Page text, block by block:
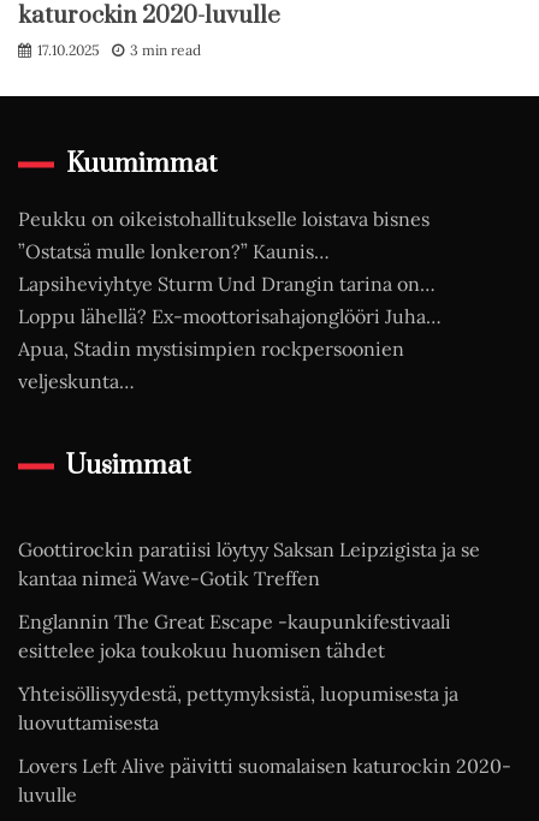
katurockin 2020-luvulle
17.10.2025 3 min read
Kuumimmat
Peukku on oikeistohallitukselle loistava bisnes
”Ostatsä mulle lonkeron?” Kaunis…
Lapsiheviyhtye Sturm Und Drangin tarina on…
Loppu lähellä? Ex-moottorisahajonglööri Juha…
Apua, Stadin mystisimpien rockpersoonien
veljeskunta…
Uusimmat
Goottirockin paratiisi löytyy Saksan Leipzigista ja se
kantaa nimeä Wave-Gotik Treffen
Englannin The Great Escape -kaupunkifestivaali
esittelee joka toukokuu huomisen tähdet
Yhteisöllisyydestä, pettymyksistä, luopumisesta ja
luovuttamisesta
Lovers Left Alive päivitti suomalaisen katurockin 2020-
luvulle